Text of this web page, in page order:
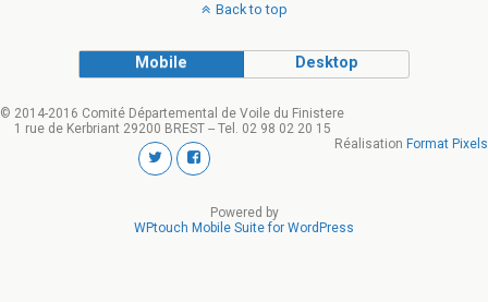
Back to top
Mobile Desktop
© 2014-2016 Comité Départemental de Voile du Finistere
1 rue de Kerbriant 29200 BREST -- Tel. 02 98 02 20 15
Réalisation Format Pixels
Powered by
WPtouch Mobile Suite for WordPress